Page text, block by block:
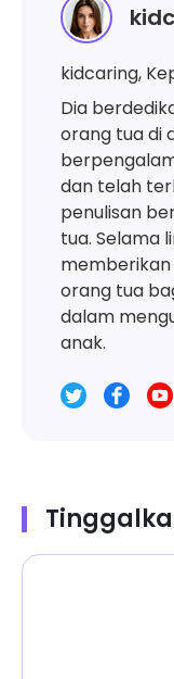
kidcaring,
Dia
orang tua di
dan telah
penulisan
tua. Selama
orang tua
dalam
anak.